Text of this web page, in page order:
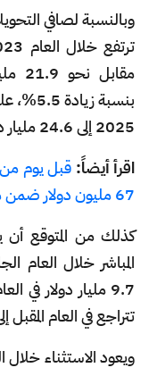
وبالنسبة لصافي
2025 إلى 24.6 مليار دولار.
اقرأ أيضاً:
67 مليون دولار ضمن مبادرة" استيراد السيارات"
كذلك من المتوقع أن
تتراجع في العام المقبل إلى 8.4 مليار
ويعود الاستثناء خلال